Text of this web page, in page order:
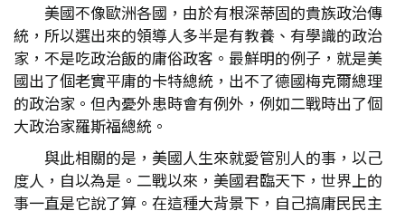
美國不像歐洲各國，由於有根深蒂固的貴族政治傳
統，所以選出來的領導人多半是有教養、有學識的政治
家，不是吃政治飯的庸俗政客。最鮮明的例子，就是美
國出了個老實平庸的卡特總統，出不了德國梅克爾總理
的政治家。但內憂外患時會有例外，例如二戰時出了個
大政治家羅斯福總統。
與此相關的是，美國人生來就愛管別人的事，以己
度人，自以為是。二戰以來，美國君臨天下，世界上的
事一直是它說了算。在這種大背景下，自己搞庸民民主